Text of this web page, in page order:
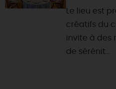
Le lieu est
créatifs du
invite à des
de sérénit...